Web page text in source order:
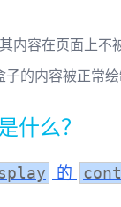
内容在页面上不
子的内容被正常
什么？
的